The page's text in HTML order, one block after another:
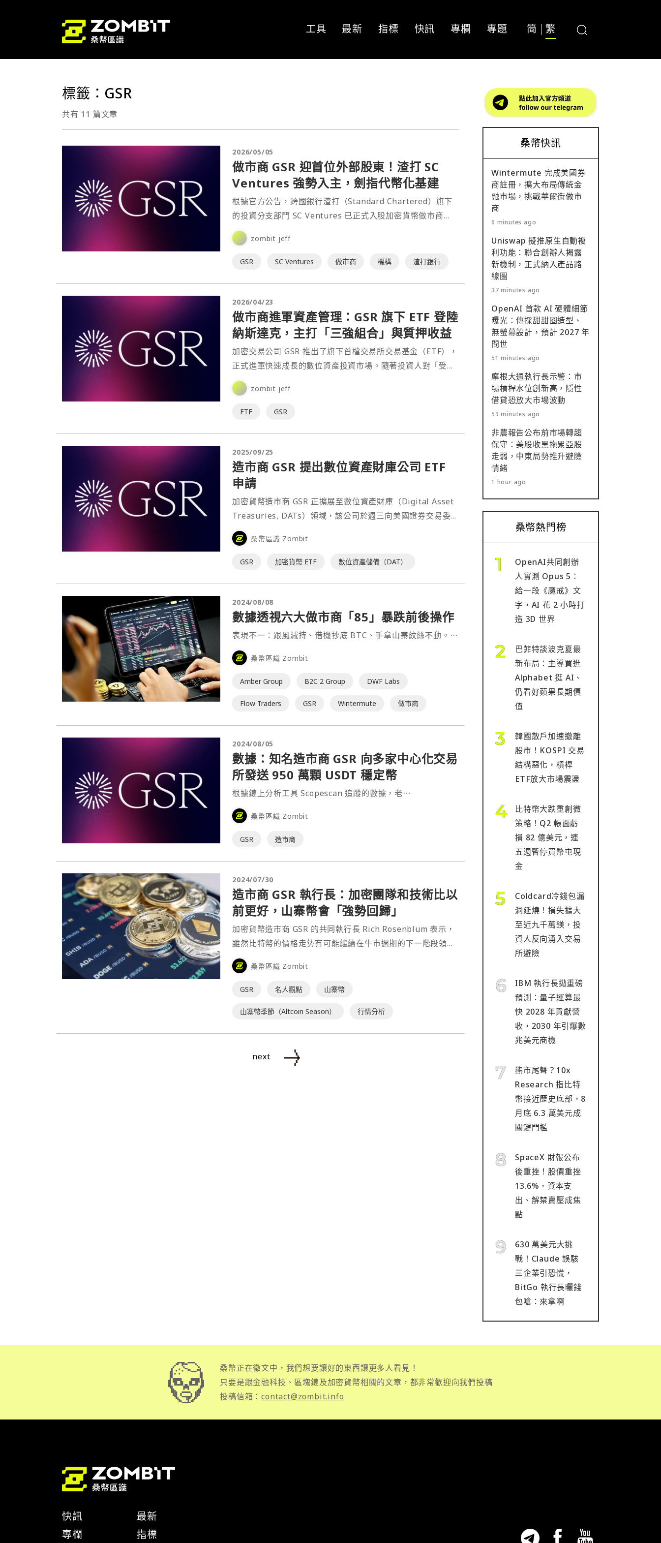
工具 最新 指標 快訊 專欄 專題 简 繁
標籤：GSR
共有 11 篇文章
2026/05/05
做市商 GSR 迎首位外部股東！渣打 SC
Ventures 強勢入主，劍指代幣化基建
根據官方公告，跨國銀行渣打（Standard Chartered）旗下
的投資分支部門 SC Ventures 已正式入股加密貨幣做市商
GSR。這是渣打在加密領域的⋯
zombit jeff
GSR SC Ventures 做市商 機構 渣打銀行
2026/04/23
做市商進軍資產管理：GSR 旗下 ETF 登陸
納斯達克，主打「三強組合」與質押收益
加密交易公司 GSR 推出了旗下首檔交易所交易基金（ETF），
正式進軍快速成長的數位資產投資市場。隨著投資人對「受監
管的加密資產投資工具」需求持續升溫，此舉也被視為⋯
zombit jeff
ETF GSR
2025/09/25
造市商 GSR 提出數位資產財庫公司 ETF
申請
加密貨幣造市商 GSR 正擴展至數位資產財庫（Digital Asset
Treasuries, DATs）領域，該公司於週三向美國證券交易委
員會（SEC）提交了一項新提案，計劃推出 GSR 數位資產財庫
公司 ETF（GSR Digital Asset Treasury⋯
桑幣區識 Zombit
GSR 加密貨幣 ETF 數位資產儲備（DAT）
2024/08/08
數據透視六大做市商「85」暴跌前後操作
表現不一：跟風減持、借機抄底 BTC、手拿山寨紋絲不動。⋯
桑幣區識 Zombit
Amber Group B2C 2 Group DWF Labs
Flow Traders GSR Wintermute 做市商
2024/08/05
數據：知名造市商 GSR 向多家中心化交易
所發送 950 萬顆 USDT 穩定幣
根據鏈上分析工具 Scopescan 追蹤的數據，老⋯
桑幣區識 Zombit
GSR 造市商
2024/07/30
造市商 GSR 執行長：加密團隊和技術比以
前更好，山寨幣會「強勢回歸」
加密貨幣造市商 GSR 的共同執行長 Rich Rosenblum 表示，
雖然比特幣的價格走勢有可能繼續在牛市週期的下一階段領先
其他幣種，但他對於⋯
桑幣區識 Zombit
GSR 名人觀點 山寨幣
山寨幣季節（Altcoin Season） 行情分析
next
桑幣快訊
Wintermute 完成美國券
商註冊，擴大布局傳統金
融市場，挑戰華爾街做市
商
6 minutes ago
Uniswap 擬推原生自動複
利功能：聯合創辦人揭露
新機制，正式納入產品路
線圖
37 minutes ago
OpenAI 首款 AI 硬體細節
曝光：傳採甜甜圈造型、
無螢幕設計，預計 2027 年
問世
51 minutes ago
摩根大通執行長示警：市
場槓桿水位創新高，隱性
借貸恐放大市場波動
59 minutes ago
非農報告公布前市場轉趨
保守：美股收黑拖累亞股
走弱，中東局勢推升避險
情緒
1 hour ago
桑幣熱門榜
OpenAI共同創辦
人實測 Opus 5：
給一段《魔戒》文
字，AI 花 2 小時打
造 3D 世界
巴菲特談波克夏最
新布局：主導買進
Alphabet 挺 AI、
仍看好蘋果長期價
值
韓國散戶加速撤離
股市！KOSPI 交易
結構惡化，槓桿
ETF放大市場震盪
比特幣大跌重創微
策略！Q2 帳面虧
損 82 億美元，連
五週暫停買幣屯現
金
Coldcard冷錢包漏
洞延燒！損失擴大
至近九千萬鎂，投
資人反向湧入交易
所避險
IBM 執行長拋重磅
預測：量子運算最
快 2028 年貢獻營
收，2030 年引爆數
兆美元商機
熊市尾聲？10x
Research 指比特
幣接近歷史底部，8
月底 6.3 萬美元成
關鍵門檻
SpaceX 財報公布
後重挫！股價重挫
13.6%，資本支
出、解禁賣壓成焦
點
630 萬美元大挑
戰！Claude 誤駭
三企業引恐慌，
BitGo 執行長曬錢
包嗆：來拿啊
桑幣正在徵文中，我們想要讓好的東西讓更多人看見！
只要是跟金融科技、區塊鏈及加密貨幣相關的文章，都非常歡迎向我們投稿
投稿信箱：contact@zombit.info
快訊
專欄
最新
指標